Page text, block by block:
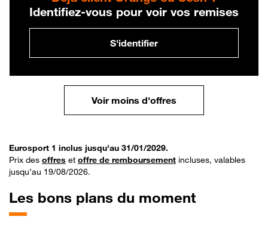
Identifiez-vous pour voir vos remises
S'identifier
Voir moins d'offres
Eurosport 1 inclus jusqu'au 31/01/2029.
Prix des offres et offre de remboursement incluses, valables
jusqu’au 19/08/2026.
Les bons plans du moment